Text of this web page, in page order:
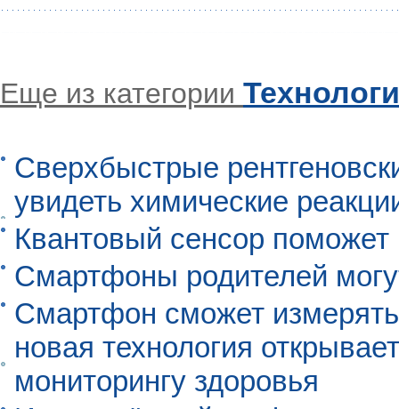
Еще из категории
Сверхбыстрые
увидеть химические
Квантовый сенсор
Смартфоны родителей
Смартфон сможет
новая технология
мониторингу здоровья